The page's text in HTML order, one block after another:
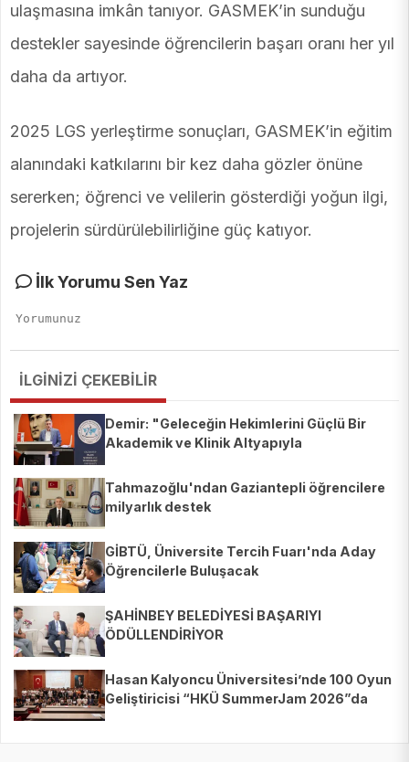
ulaşmasına imkân tanıyor. GASMEK’in sunduğu
destekler sayesinde öğrencilerin başarı oranı her yıl
daha da artıyor.
2025 LGS yerleştirme sonuçları, GASMEK’in eğitim
alanındaki katkılarını bir kez daha gözler önüne
sererken; öğrenci ve velilerin gösterdiği yoğun ilgi,
projelerin sürdürülebilirliğine güç katıyor.
İlk Yorumu Sen Yaz
İLGİNİZİ ÇEKEBİLİR
Demir: "Geleceğin Hekimlerini Güçlü Bir
Akademik ve Klinik Altyapıyla
Tahmazoğlu'ndan Gaziantepli öğrencilere
milyarlık destek
GİBTÜ, Üniversite Tercih Fuarı'nda Aday
Öğrencilerle Buluşacak
ŞAHİNBEY BELEDİYESİ BAŞARIYI
ÖDÜLLENDİRİYOR
Hasan Kalyoncu Üniversitesi’nde 100 Oyun
Geliştiricisi “HKÜ SummerJam 2026”da